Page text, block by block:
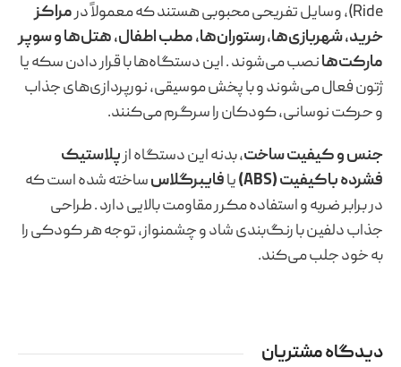
Ride)، وسایل تفریحی محبوبی هستند که معمولاً در
مراکز
خرید، شهربازی‌ها، رستوران‌ها، مطب اطفال، هتل‌ها و سوپر
مارکت‌هانصب می‌شوند. این دستگاه‌ها با قرار دادن سکه یا
ژتون فعال می‌شوند و با پخش موسیقی، نورپردازی‌های جذاب
و حرکت نوسانی، کودکان را سرگرم می‌کنند.
جنس و کیفیت ساخت، بدنه این دستگاه ازپلاستیک
فشرده باکیفیت (ABS)
یافایبرگلاسساخته شده است که
در برابر ضربه و استفاده مکرر مقاومت بالایی دارد. طراحی
جذاب دلفین با رنگ‌بندی شاد و چشمنواز، توجه هر کودکی را
به خود جلب می‌کند.
دیدگاه مشتریان